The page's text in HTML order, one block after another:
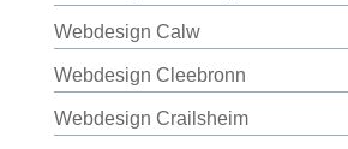
Webdesign Calw
Webdesign Cleebronn
Webdesign Crailsheim